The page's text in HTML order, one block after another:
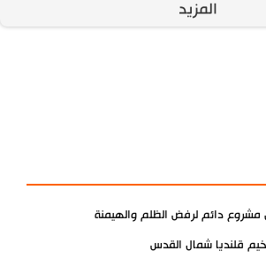
المزيد
مشروع دائم لرفض الظلم والهيمنة
قلنديا شمال القدس